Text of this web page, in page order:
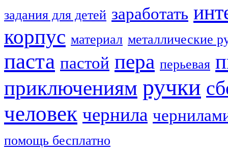
задания для детей заработать
корпус материал металлические
паста пастой пера перьевая
приключениям ручки
человек чернила
помощь бесплатно